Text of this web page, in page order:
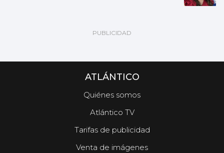
ATLÁNTICO
Quiénes somos
Atlántico TV
Tarifas de publicidad
Venta de imágenes